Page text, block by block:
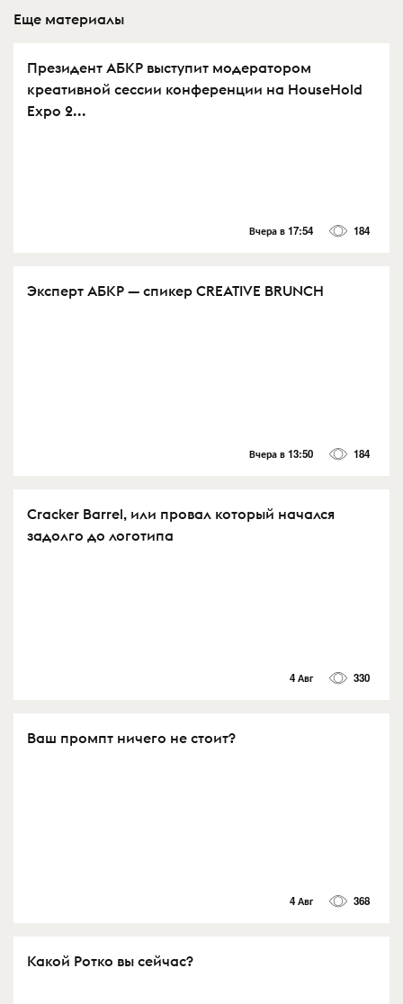
Еще материалы
Президент АБКР выступит модератором
креативной сессии конференции на HouseHold
Expo 2...
Вчера в 17:54 184
Эксперт АБКР — спикер CREATIVE BRUNCH
Вчера в 13:50 184
Cracker Barrel, или провал который начался
задолго до логотипа
4 Авг 330
Ваш промпт ничего не стоит?
4 Авг 368
Какой Ротко вы сейчас?